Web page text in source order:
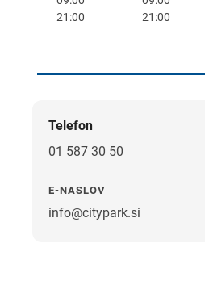
21:00
21:00
Telefon
01 587 30 50
E-NASLOV
info@citypark.si